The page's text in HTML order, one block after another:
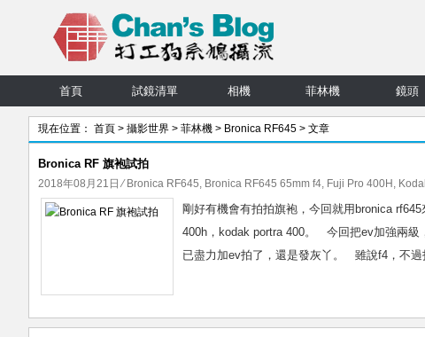
首頁 試鏡清單 相機 菲林機 鏡頭
現在位置： 首頁 > 攝影世界 > 菲林機 > Bronica RF645 > 文章
Bronica RF 旗袍試拍
2018年08月21日 ⁄ Bronica RF645, Bronica RF645 65mm f4, Fuji Pro 400H ,
剛好有機會有拍拍旗袍，今回就用bronica
400h，kodak portra 400。 今回把ev加強兩
已盡力加ev拍了，還是發灰丫。 雖說f4，不過